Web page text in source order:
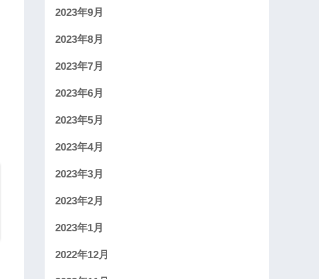
2023年9月
2023年8月
2023年7月
2023年6月
2023年5月
2023年4月
2023年3月
2023年2月
2023年1月
2022年12月